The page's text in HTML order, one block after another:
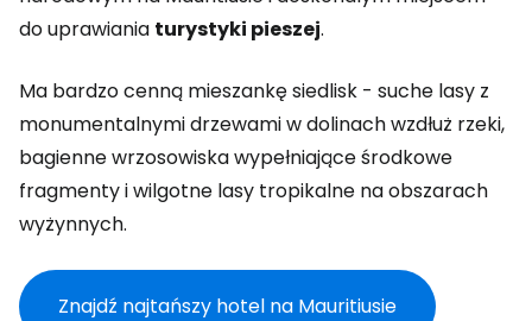
do uprawiania turystyki pieszej.
Ma bardzo cenną mieszankę siedlisk - suche lasy z
monumentalnymi drzewami w dolinach wzdłuż rzeki,
bagienne wrzosowiska wypełniające środkowe
fragmenty i wilgotne lasy tropikalne na obszarach
wyżynnych.
Znajdź najtańszy hotel na Mauritiusie